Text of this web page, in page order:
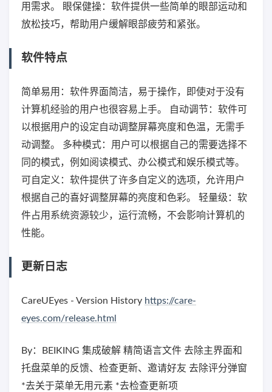
用需求。 眼保健操：软件提供一些简单的眼部运动和
放松技巧，帮助用户缓解眼部疲劳和紧张。
软件特点
简单易用：软件界面简洁，易于操作，即使对于没有
计算机经验的用户也很容易上手。 自动调节：软件可
以根据用户的设定自动调整屏幕亮度和色温，无需手
动调整。 多种模式：用户可以根据自己的需要选择不
同的模式，例如阅读模式、办公模式和娱乐模式等。
可自定义：软件提供了许多自定义的选项，允许用户
根据自己的喜好调整屏幕的亮度和色彩。 轻量级：软
件占用系统资源较少，运行流畅，不会影响计算机的
性能。
更新日志
CareUEyes - Version History https://care-
eyes.com/release.html
By：BEIKING 集成破解 精简语言文件 去除主界面和
托盘菜单的反馈、检查更新、邀请好友 去除评分弹窗
*去关于菜单无用元素 *去检查更新项